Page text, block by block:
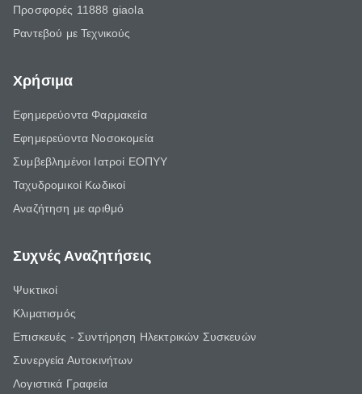
Προσφορές 11888 giaola
Ραντεβού με Τεχνικούς
Χρήσιμα
Εφημερεύοντα Φαρμακεία
Εφημερεύοντα Νοσοκομεία
Συμβεβλημένοι Ιατροί ΕΟΠΥΥ
Ταχυδρομικοί Κωδικοί
Αναζήτηση με αριθμό
Συχνές Αναζητήσεις
Ψυκτικοί
Κλιματισμός
Επισκευές - Συντήρηση Ηλεκτρικών Συσκευών
Συνεργεία Αυτοκινήτων
Λογιστικά Γραφεία